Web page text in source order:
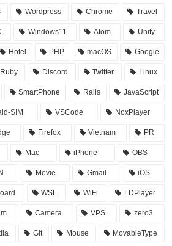
Wordpress Chrome Travel
Windows11 Atom Unity
Hotel PHP macOS Google
Ruby Discord Twitter Linux
SmartPhone Rails JavaScript
SIM VSCode NoxPlayer
Firefox Vietnam PR
Mac iPhone OBS
Movie Gmail iOS
WSL WiFi LDPlayer
Camera VPS zero3
Git Mouse MovableType